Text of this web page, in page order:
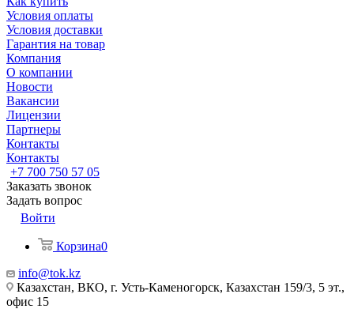
Условия оплаты
Условия доставки
Гарантия на товар
Компания
О компании
Новости
Вакансии
Лицензии
Партнеры
Контакты
Контакты
+7 700 750 57 05
Заказать звонок
Задать вопрос
Войти
Корзина0
info@tok.kz
Казахстан, ВКО, г. Усть-Каменогорск, Казахстан 159/3, 5 эт.,
офис 15